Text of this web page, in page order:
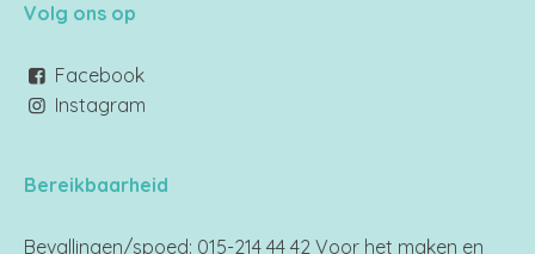
Volg ons op
Facebook
Instagram
Bereikbaarheid
Bevallingen/spoed: 015-214 44 42 Voor het maken en